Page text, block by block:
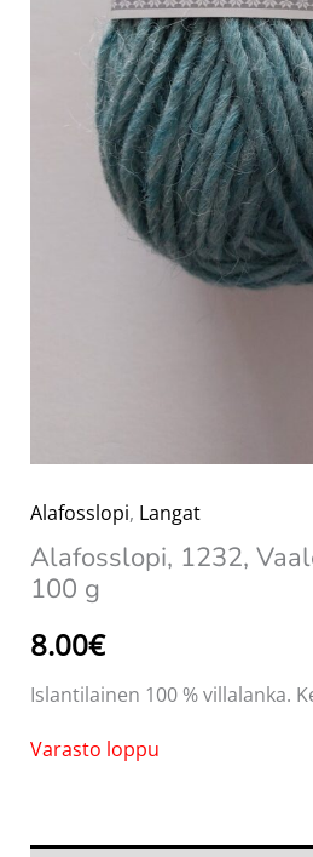
Alafosslopi, Langat
Alafosslopi, 1232,
100 g
8.00€
Islantilainen 100 % villalanka.
Varasto loppu